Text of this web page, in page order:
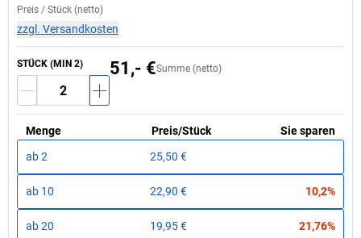
Preis / Stück (netto)
zzgl. Versandkosten
STÜCK (MIN 2) Summe (netto)
51,- €
Menge Preis/Stück
Sie sparen
ab2 25,50 €
ab 10 22,90 € 10,2%
ab20 19,95 € 21,76%